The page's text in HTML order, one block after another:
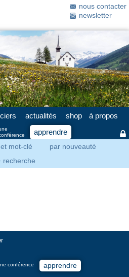
nous contacter
newsletter
mot-clé par nouveauté
recherche
actualités shop
à propos
apprendre
conférence apprendre